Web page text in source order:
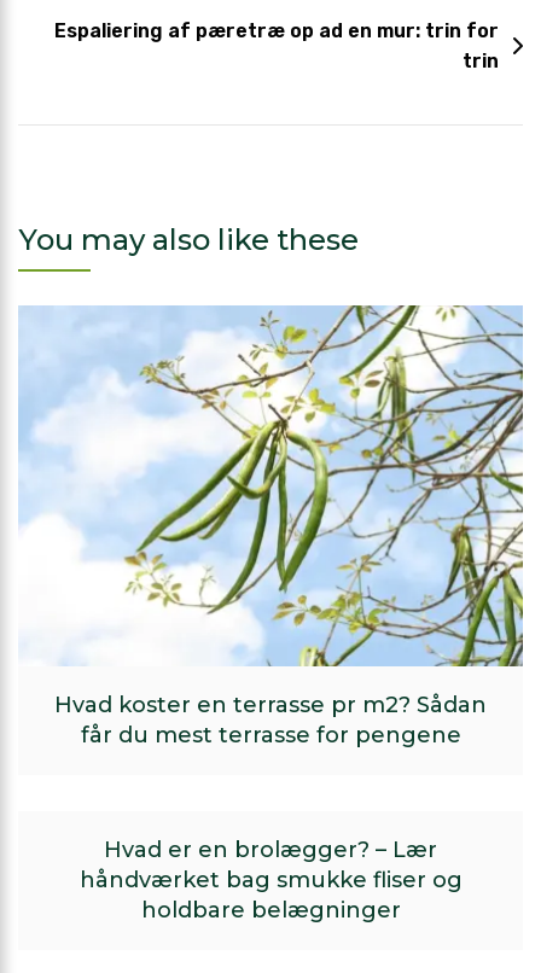
Espaliering af pæretræ op ad en mur: trin for
trin
You may also like these
Hvad koster en terrasse pr m2? Sådan
får du mest terrasse for pengene
Hvad er en brolægger? – Lær
håndværket bag smukke fliser og
holdbare belægninger